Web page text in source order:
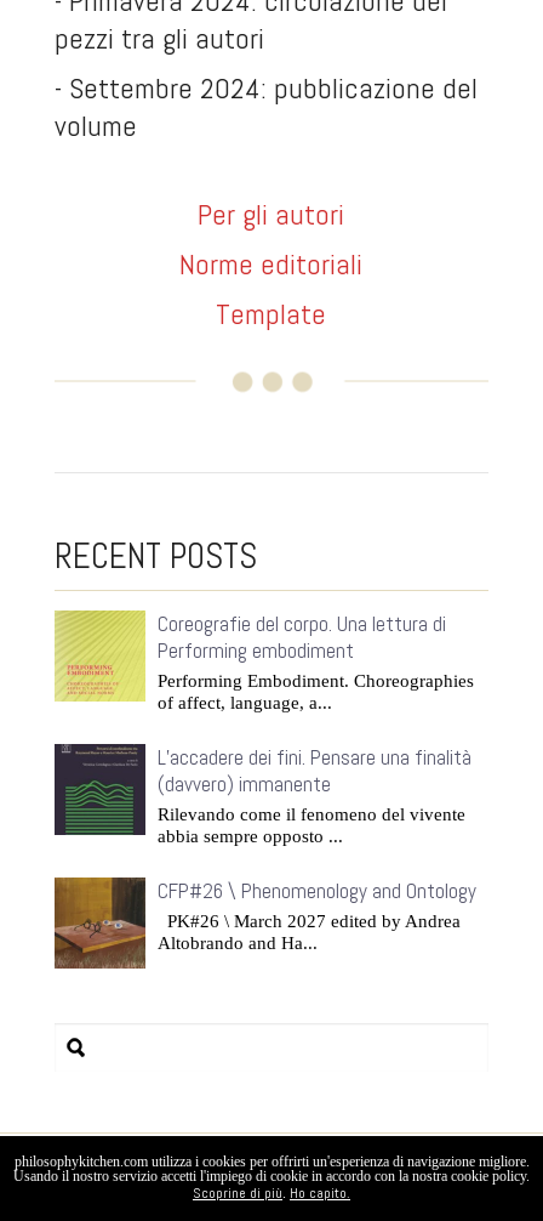
pezzi tra gli autori
- Settembre 2024: pubblicazione del
volume
Per gli autori
Norme editoriali
Template
RECENT POSTS
Coreografie del corpo. Una lettura di
Performing embodiment
Performing Embodiment. Choreographies
of affect, language, a...
L’accadere dei fini. Pensare una finalità
(davvero) immanente
Rilevando come il fenomeno del vivente
abbia sempre opposto ...
CFP#26 \ Phenomenology and Ontology
PK#26 \ March 2027 edited by Andrea
Altobrando and Ha...
Creative Commons: CC BY-NC-ND 4.0
philosophykitchen.com utilizza i cookies per offrirti un'esperienza di navigazione migliore.
Usando il nostro servizio accetti l'impiego di cookie in accordo con la nostra cookie policy.
Scoprine di più. Ho capito.